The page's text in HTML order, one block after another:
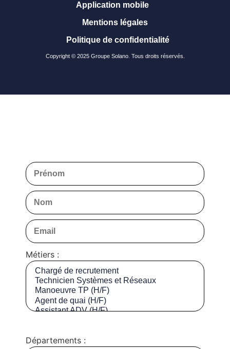
Copyright © 2025 Groupe Solano. Tous droits réservés.
Application mobile
Mentions légales
Politique de confidentialité
Métiers :
Départements :